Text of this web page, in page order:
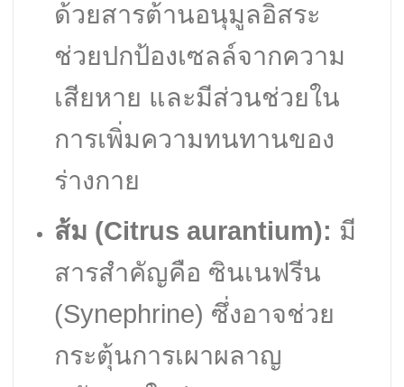
ด้วยสารต้านอนุมูลอิสระ
ช่วยปกป้องเซลล์จากความ
เสียหาย และมีส่วนช่วยใน
การเพิ่มความทนทานของ
ร่างกาย
ส้ม (Citrus aurantium): มี
สารสำคัญคือ ซินเนฟรีน
(Synephrine) ซึ่งอาจช่วย
กระตุ้นการเผาผลาญ